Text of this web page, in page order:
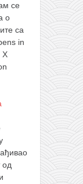
се
о
са
in
X
од